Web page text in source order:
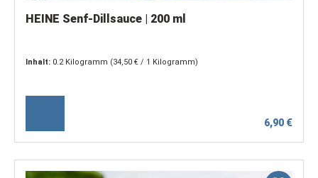
HEINE Senf-Dillsauce | 200 ml
Inhalt: 0.2 Kilogramm (34,50 € / 1 Kilogramm)
6,90 €